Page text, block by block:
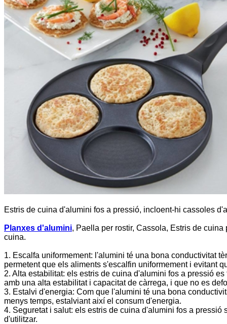
Estris de cuina d'alumini fos a pressió, incloent-hi cassoles
Planxes d'alumini, Paella per rostir, Cassola, Estris de cuina
cuina.
1. Escalfa uniformement: l'alumini té una bona conductivitat
permetent que els aliments s'escalfin uniformement i evitant
2. Alta estabilitat: els estris de cuina d'alumini fos a pressió
amb una alta estabilitat i capacitat de càrrega, i que no es
3. Estalvi d'energia: Com que l'alumini té una bona
menys temps, estalviant així el consum d'energia.
4. Seguretat i salut: els estris de cuina d'alumini fos a
d'utilitzar.